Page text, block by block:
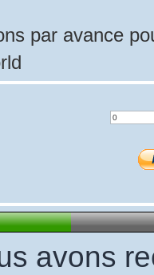
par avance
avons